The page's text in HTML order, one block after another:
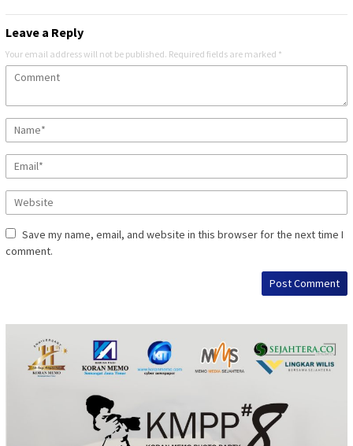
Leave a Reply
Your email address will not be published. Required fields are marked *
Save my name, email, and website in this browser for the next time I
comment.